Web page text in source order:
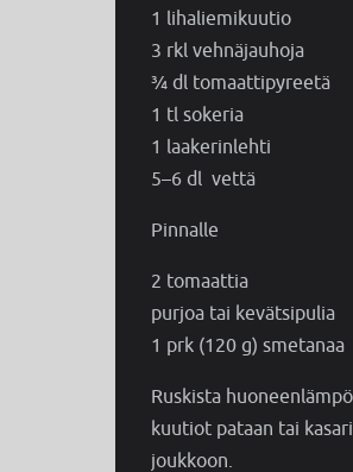
1 lihaliemikuutio
3 rkl vehnäjauhoja
¾ dl tomaattipyreetä
1 tl sokeria
1 laakerinlehti
5–6 dl vettä
Pinnalle
2 tomaattia
purjoa tai kevätsipulia
1 prk (120 g) smetanaa
Ruskista
kuutiot pataan tai
joukkoon.